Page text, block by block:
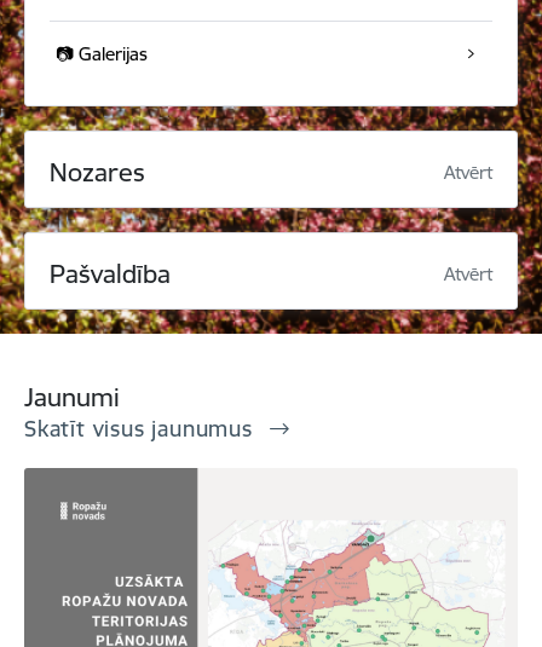
📷 Galerijas
Nozares Atvērt
Pašvaldība Atvērt
Jaunumi
Skatīt visus jaunumus